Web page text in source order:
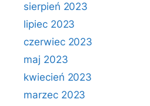
sierpień 2023
lipiec 2023
czerwiec 2023
maj 2023
kwiecień 2023
marzec 2023